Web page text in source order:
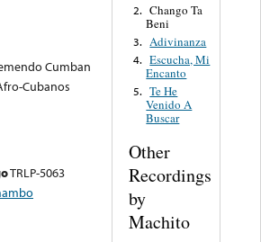
Cumban
Cubanos
TRLP-5063
2. Chango Ta
Beni
3. Adivinanza
4. Escucha, Mi
Encanto
5. Te He
Venido A
Buscar
Other
Recordings
by
Machito